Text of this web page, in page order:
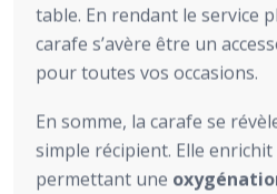
table. En rendant le service
carafe s’avère être un
pour toutes vos occasions.
En somme, la carafe se
simple récipient. Elle enrichit
permettant une